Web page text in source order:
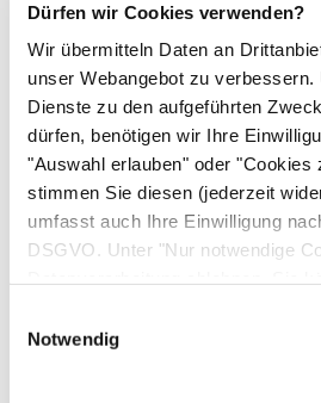
Dürfen wir Cookies verwenden?
Wir übermitteln Daten an
unser Webangebot zu
Dienste zu den aufgeführten
dürfen, benötigen wir Ihre
"Auswahl erlauben" oder "Cookies
stimmen Sie diesen (jederzeit
umfasst auch Ihre Einwilligung
DSGVO. Unter "Nur notwendige
Notwendig
oder Kalium-Spiegel im
Ausschlag, eventuell
Schmerzen in den
Gefühl von Kribbeln,
„Ameisenlaufen",
Dickdarmentzündung,
anhaltenden
Wenn Sie Nebenwirkungen
Sie sich an Ihren Arzt oder
auch für Nebenwirkungen,